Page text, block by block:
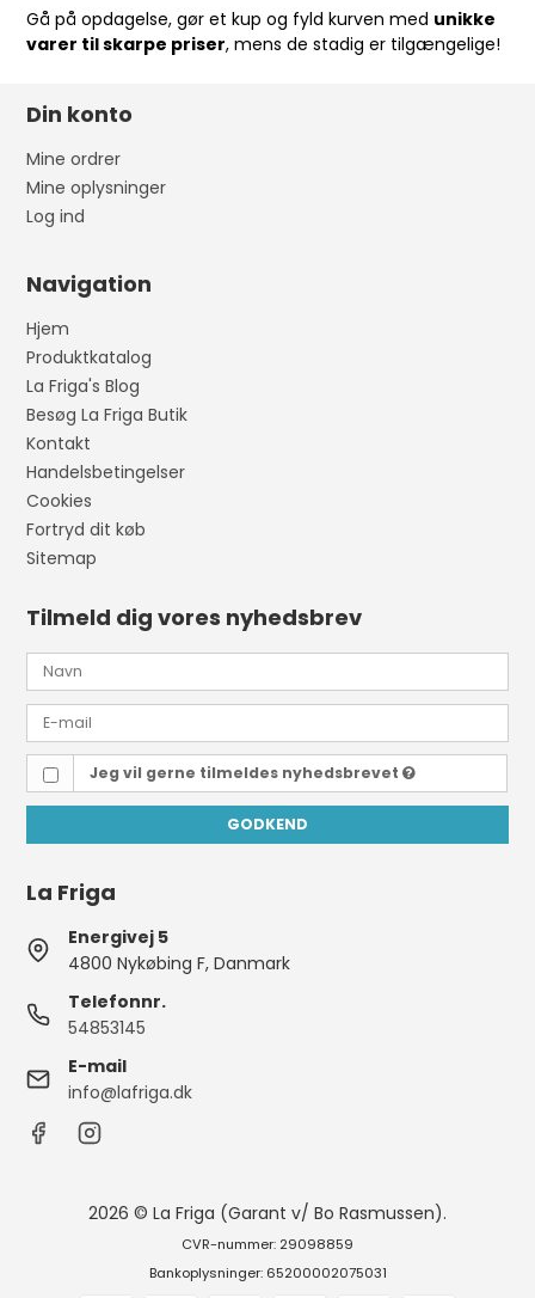
Gå på opdagelse, gør et kup og fyld kurven med unikke
varer til skarpe priser, mens de stadig er tilgængelige!
Din konto
Mine ordrer
Mine oplysninger
Log ind
Navigation
Hjem
Produktkatalog
La Friga's Blog
Besøg La Friga Butik
Kontakt
Handelsbetingelser
Cookies
Fortryd dit køb
Sitemap
Tilmeld dig vores nyhedsbrev
Jeg vil gerne tilmeldes nyhedsbrevet
GODKEND
La Friga
Energivej 5
4800 Nykøbing F, Danmark
Telefonnr.
54853145
E-mail
info@lafriga.dk
2026 © La Friga (Garant v/ Bo Rasmussen).
CVR-nummer: 29098859
Bankoplysninger: 65200002075031